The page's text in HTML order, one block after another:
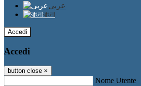
عربى
বাংলা
Accedi
Accedi
button close ×
Nome Utente